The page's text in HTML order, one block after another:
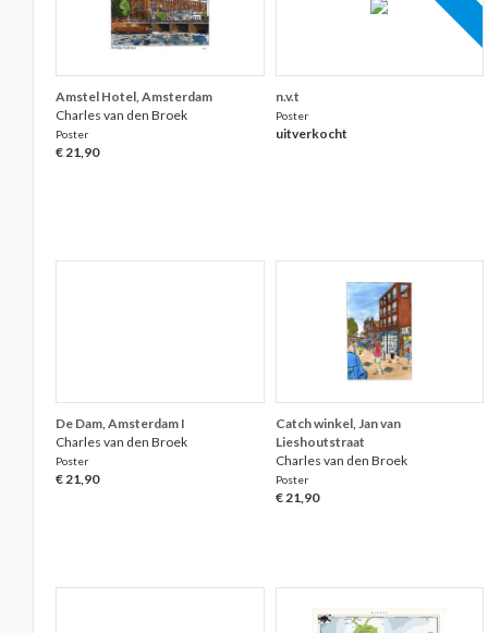
Amstel Hotel, Amsterdam
Charles van den Broek
Poster
€ 21,90
n.v.t
Poster
uitverkocht
De Dam, Amsterdam I
Charles van den Broek
Poster
€ 21,90
Catch winkel, Jan van
Lieshoutstraat
Charles van den Broek
Poster
€ 21,90